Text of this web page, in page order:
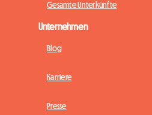
Gesamte Unterkünfte
Unternehmen
Blog
Karriere
Presse